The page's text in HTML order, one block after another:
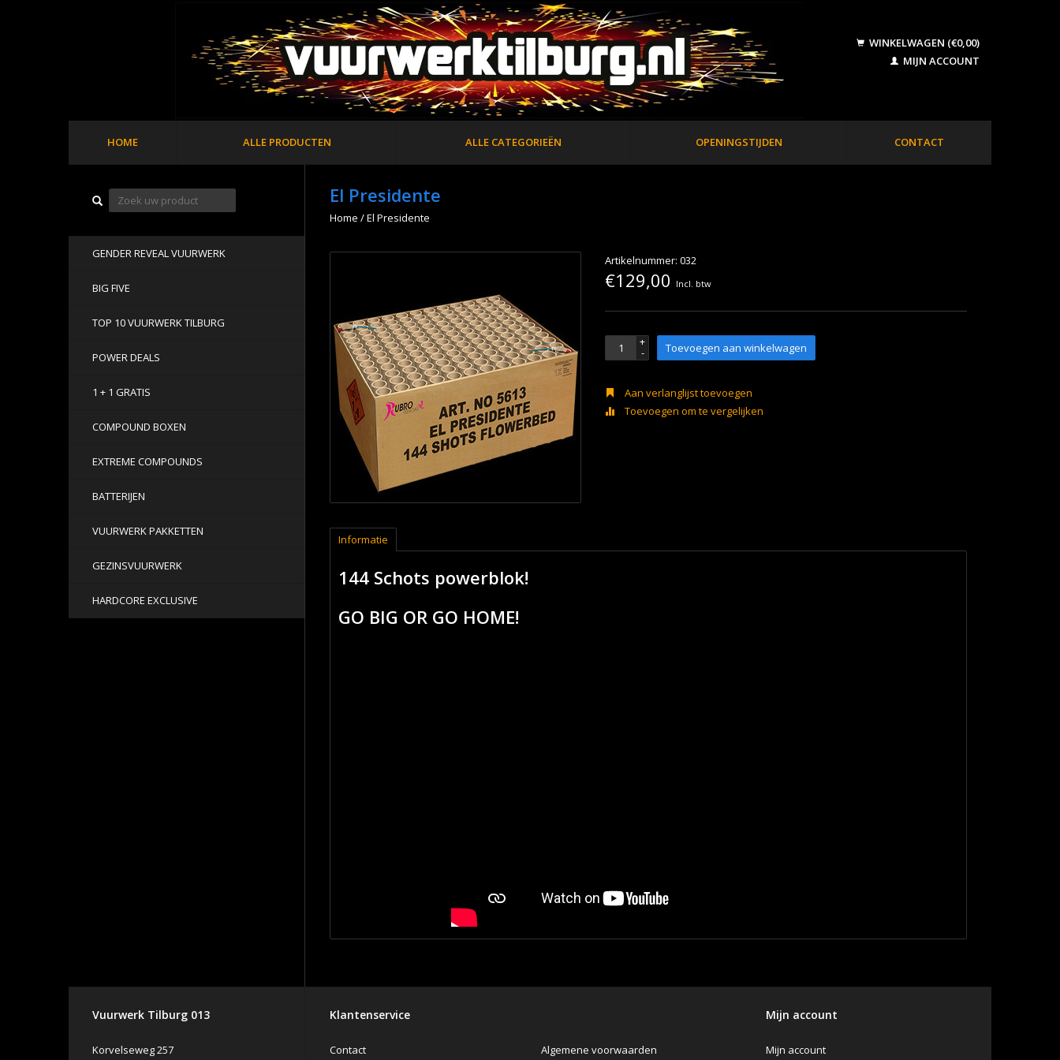
WINKELWAGEN (€0,00)
MIJN ACCOUNT
HOME ALLE PRODUCTEN ALLE CATEGORIEËN OPENINGSTIJDEN CONTACT
GENDER REVEAL VUURWERK
BIG FIVE
TOP 10 VUURWERK TILBURG
POWER DEALS
1 + 1 GRATIS
COMPOUND BOXEN
EXTREME COMPOUNDS
BATTERIJEN
VUURWERK PAKKETTEN
GEZINSVUURWERK
HARDCORE EXCLUSIVE
El Presidente
Home /El Presidente
Artikelnummer: 032
€129,00 Incl. btw
+
- Toevoegen aan winkelwagen
Aan verlanglijst toevoegen
Toevoegen om te vergelijken
Informatie
144 Schots powerblok!
GO BIG OR GO HOME!
Vuurwerk Tilburg 013
Korvelseweg 257
Klantenservice
Contact Algemene voorwaarden
Mijn account
Mijn account